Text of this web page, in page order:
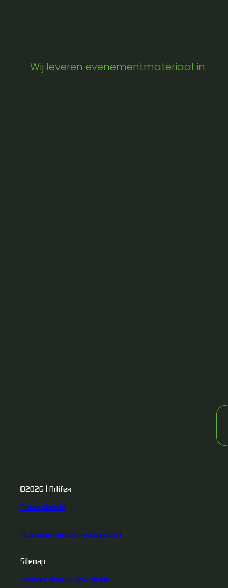
Wij leveren evenementmateriaal in:
©2026 | Artifex
Privacybeleid
Algemene verhuurvoorwaarden
Sitemap
Gemaakt door: Grafix studio